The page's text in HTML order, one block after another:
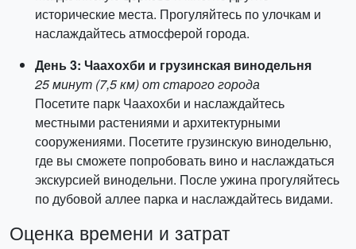
исторические места. Прогуляйтесь по улочкам и
наслаждайтесь атмосферой города.
День 3: Чаахохби и грузинская винодельня
25 минут (7,5 км) от старого города
Посетите парк Чаахохби и наслаждайтесь
местными растениями и архитектурными
сооружениями. Посетите грузинскую винодельню,
где вы сможете попробовать вино и наслаждаться
экскурсией винодельни. После ужина прогуляйтесь
по дубовой аллее парка и наслаждайтесь видами.
Оценка времени и затрат